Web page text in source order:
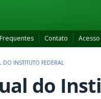
Contato
DO INSTITUTO FEDERAL
do